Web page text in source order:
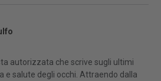
autorizzata che scrive sugli ultimi
e salute degli occhi. Attraendo dalla